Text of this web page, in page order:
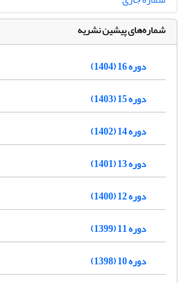
شماره‌های پیشین نشریه
دوره 16 (1404)
دوره 15 (1403)
دوره 14 (1402)
دوره 13 (1401)
دوره 12 (1400)
دوره 11 (1399)
دوره 10 (1398)